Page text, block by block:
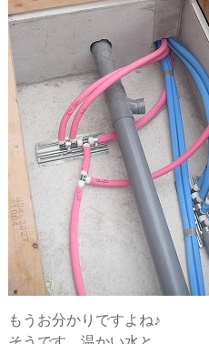
もうお分かりですよね♪